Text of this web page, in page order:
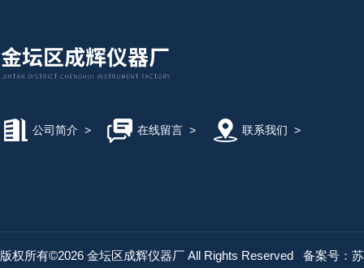
公司简介 > 在线留言> 联系我们 >
版权所有©2026 金坛区成辉仪器厂 All Rights Reserved 备案号：